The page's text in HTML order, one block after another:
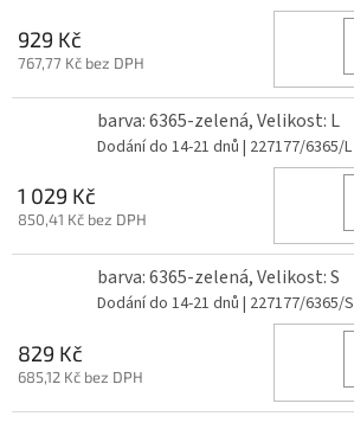
929 Kč
767,77 Kč bez DPH
barva: 6365-zelená, Velikost: L
Dodání do 14-21 dnů | 227177/6365/L
1 029 Kč
850,41 Kč bez DPH
barva: 6365-zelená, Velikost: S
Dodání do 14-21 dnů | 227177/6365/S
829 Kč
685,12 Kč bez DPH